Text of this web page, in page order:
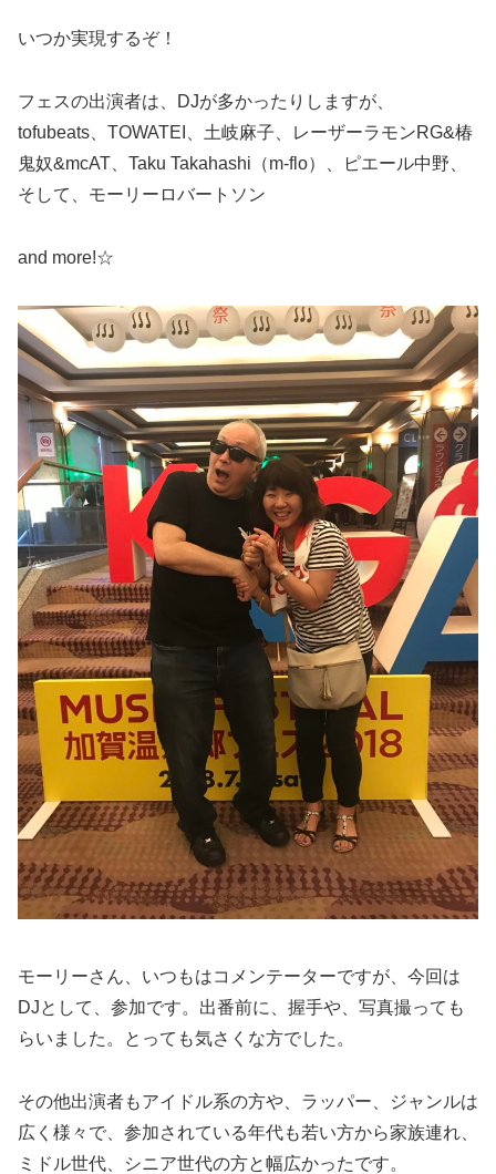
いつか実現するぞ！
フェスの出演者は、DJが多かったりしますが、
tofubeats、TOWATEI、土岐麻子、レーザーラモンRG&椿
鬼奴&mcAT、Taku Takahashi（m-flo）、ピエール中野、
そして、モーリーロバートソン
and more!☆
モーリーさん、いつもはコメンテーターですが、今回は
DJとして、参加です。出番前に、握手や、写真撮っても
らいました。とっても気さくな方でした。
その他出演者もアイドル系の方や、ラッパー、ジャンルは
広く様々で、参加されている年代も若い方から家族連れ、
ミドル世代、シニア世代の方と幅広かったです。